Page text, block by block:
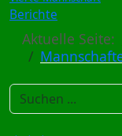
Berichte
Aktuelle Seite: